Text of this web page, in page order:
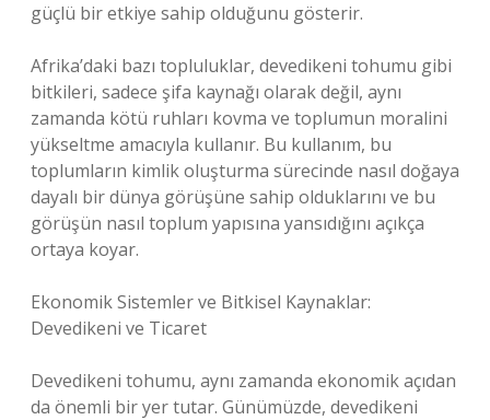
güçlü bir etkiye sahip olduğunu gösterir.
Afrika’daki bazı topluluklar, devedikeni tohumu gibi
bitkileri, sadece şifa kaynağı olarak değil, aynı
zamanda kötü ruhları kovma ve toplumun moralini
yükseltme amacıyla kullanır. Bu kullanım, bu
toplumların kimlik oluşturma sürecinde nasıl doğaya
dayalı bir dünya görüşüne sahip olduklarını ve bu
görüşün nasıl toplum yapısına yansıdığını açıkça
ortaya koyar.
Ekonomik Sistemler ve Bitkisel Kaynaklar:
Devedikeni ve Ticaret
Devedikeni tohumu, aynı zamanda ekonomik açıdan
da önemli bir yer tutar. Günümüzde, devedikeni